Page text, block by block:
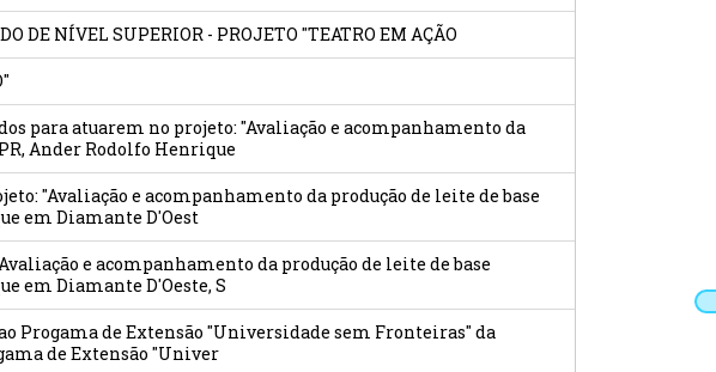
DE NÍVEL SUPERIOR - PROJETO "TEATRO EM AÇÃO
para atuarem no projeto: "Avaliação e acompanhamento da
Ander Rodolfo Henrique
"Avaliação e acompanhamento da produção de leite de base
em Diamante D'Oest
e acompanhamento da produção de leite de base
em Diamante D'Oeste, S
Progama de Extensão "Universidade sem Fronteiras" da
de Extensão "Univer